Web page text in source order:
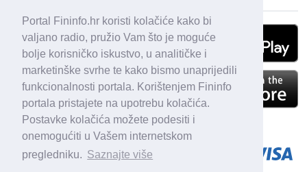
Portal Fininfo.hr koristi kolačiće kako bi
valjano radio, pružio Vam što je moguće
bolje korisničko iskustvo, u analitičke i
marketinške svrhe te kako bismo unaprijedili
funkcionalnosti portala. Korištenjem Fininfo
portala pristajete na upotrebu kolačića.
Postavke kolačića možete podesiti i
onemogućiti u Vašem internetskom
pregledniku. Saznajte više